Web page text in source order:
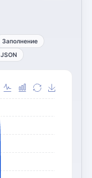
Заполнение
JSON